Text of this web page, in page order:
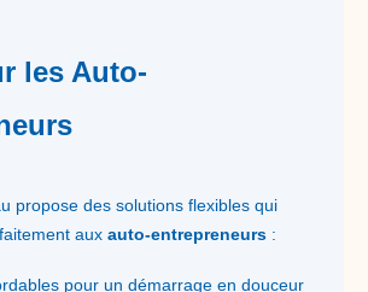
les Auto-
propose des solutions flexibles qui
aux auto-entrepreneurs :
pour un démarrage en douceur